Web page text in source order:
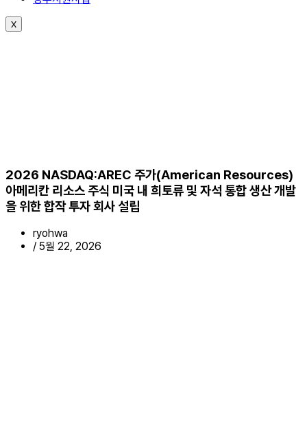
X
2026 NASDAQ:AREC 주가(American Resources)
아메리칸 리소스 주식 미국 내 희토류 및 자석 통합 생산 개발
을 위한 합작 투자 회사 설립
ryohwa
/ 5월 22, 2026